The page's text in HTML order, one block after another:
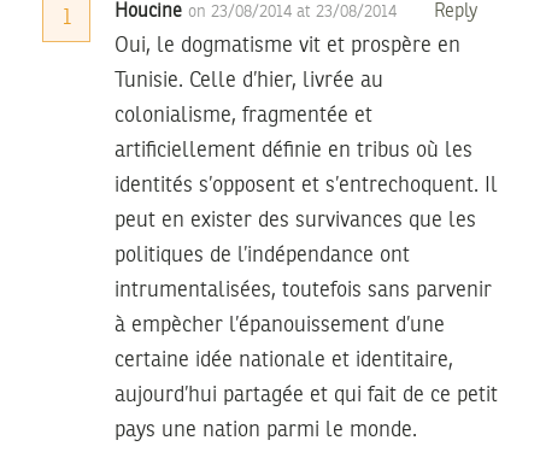
1 Houcine on 23/08/2014 at 23/08/2014 Reply
Oui, le dogmatisme vit et prospère en
Tunisie. Celle d’hier, livrée au
colonialisme, fragmentée et
artificiellement définie en tribus où les
identités s’opposent et s’entrechoquent. Il
peut en exister des survivances que les
politiques de l’indépendance ont
intrumentalisées, toutefois sans parvenir
à empècher l’épanouissement d’une
certaine idée nationale et identitaire,
aujourd’hui partagée et qui fait de ce petit
pays une nation parmi le monde.